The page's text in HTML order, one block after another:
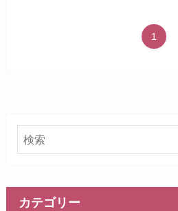
1
カテゴリー